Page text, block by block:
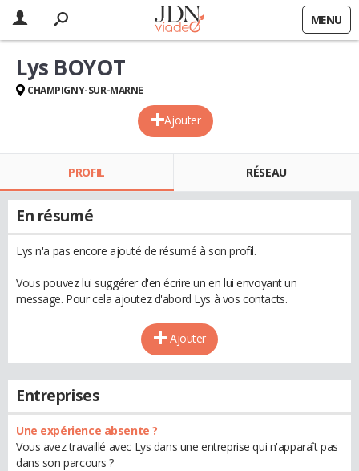
MENU
Ajouter
Lys BOYOT
CHAMPIGNY-SUR-MARNE
PROFIL RÉSEAU
En résumé
Lys n'a pas encore ajouté de résumé à son profil.
Vous pouvez lui suggérer d'en écrire un en lui envoyant un
message. Pour cela ajoutez d'abord Lys à vos contacts.
Ajouter
Entreprises
Une expérience absente ?
Vous avez travaillé avec Lys dans une entreprise qui n'apparaît pas
dans son parcours ?